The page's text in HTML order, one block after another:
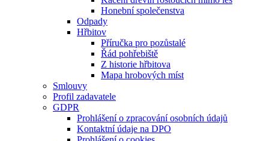
Honební společenstva
Odpady
Hřbitov
Příručka pro pozůstalé
Řád pohřebiště
Z historie hřbitova
Mapa hrobových míst
Smlouvy
Profil zadavatele
GDPR
Prohlášení o zpracování osobních údajů
Kontaktní údaje na DPO